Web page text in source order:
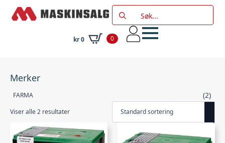
Search
for:
kr0 0
Merker
FARMA (2)
Viser alle 2 resultater